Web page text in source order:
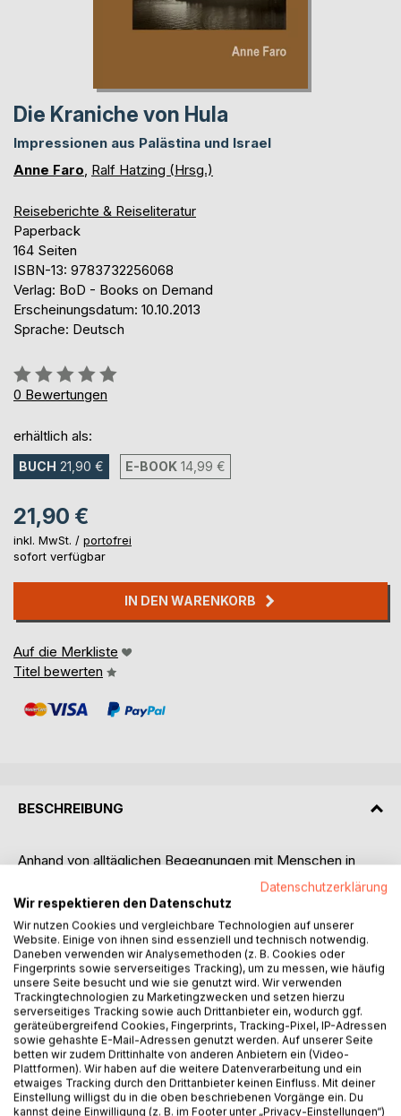
Die Kraniche von Hula
Impressionen aus Palästina und Israel
Anne Faro Ralf Hatzing (Hrsg.)
Reiseberichte & Reiseliteratur
Paperback
164 Seiten
ISBN-13: 9783732256068
Verlag: BoD - Books on Demand
Erscheinungsdatum: 10.10.2013
Sprache: Deutsch
Bewertung::
0%
0 Bewertungen
erhältlich als:
BUCH 21,90 € E-BOOK 14,99 €
21,90 €
inkl. MwSt. / portofrei
sofort verfügbar
IN DEN WARENKORB
Auf die Merkliste
Titel bewerten
BESCHREIBUNG
Anhand von alltäglichen Begegnungen mit Menschen in
Palästina und Israel wird ein farbiges Bild von ihren
persönlichen Geschichten authentisch und humorvoll
skizziert. So tauchen in den Impressionen die
Basilikumverkäuferin, der Taxifahrer oder die Pilgerscharen
auf, die als einzelne Mosaiksteine einen unmittelbaren
Gesamteindruck vermitteln, der einen etwas andern
Zugang in die Situation beider Länder ermöglicht als übliche
Reiseführer dies tun.
Ohne Anspruch auf Objektivität zu erheben versucht die
Autorin, als Beobachterin bewusst in die Geschehnisse
einzutauchen, um sich ein lebendiges Bild machen zu
können, das das übliche Schwarzweissdenken
überschreitet und neue Gedankenformen ermöglicht.
Datenschutzerklärung
Wir respektieren den Datenschutz
Wir nutzen Cookies und vergleichbare Technologien auf unserer
Website. Einige von ihnen sind essenziell und technisch notwendig.
Daneben verwenden wir Analysemethoden (z. B. Cookies oder
Fingerprints sowie serverseitiges Tracking), um zu messen, wie häufig
unsere Seite besucht und wie sie genutzt wird. Wir verwenden
Trackingtechnologien zu Marketingzwecken und setzen hierzu
serverseitiges Tracking sowie auch Drittanbieter ein, wodurch ggf.
geräteübergreifend Cookies, Fingerprints, Tracking-Pixel, IP-Adressen
sowie gehashte E-Mail-Adressen genutzt werden. Auf unserer Seite
betten wir zudem Drittinhalte von anderen Anbietern ein (Video-
Plattformen). Wir haben auf die weitere Datenverarbeitung und ein
etwaiges Tracking durch den Drittanbieter keinen Einfluss. Mit deiner
Einstellung willigst du in die oben beschriebenen Vorgänge ein. Du
kannst deine Einwilligung (z. B. im Footer unter „Privacy-Einstellungen“)